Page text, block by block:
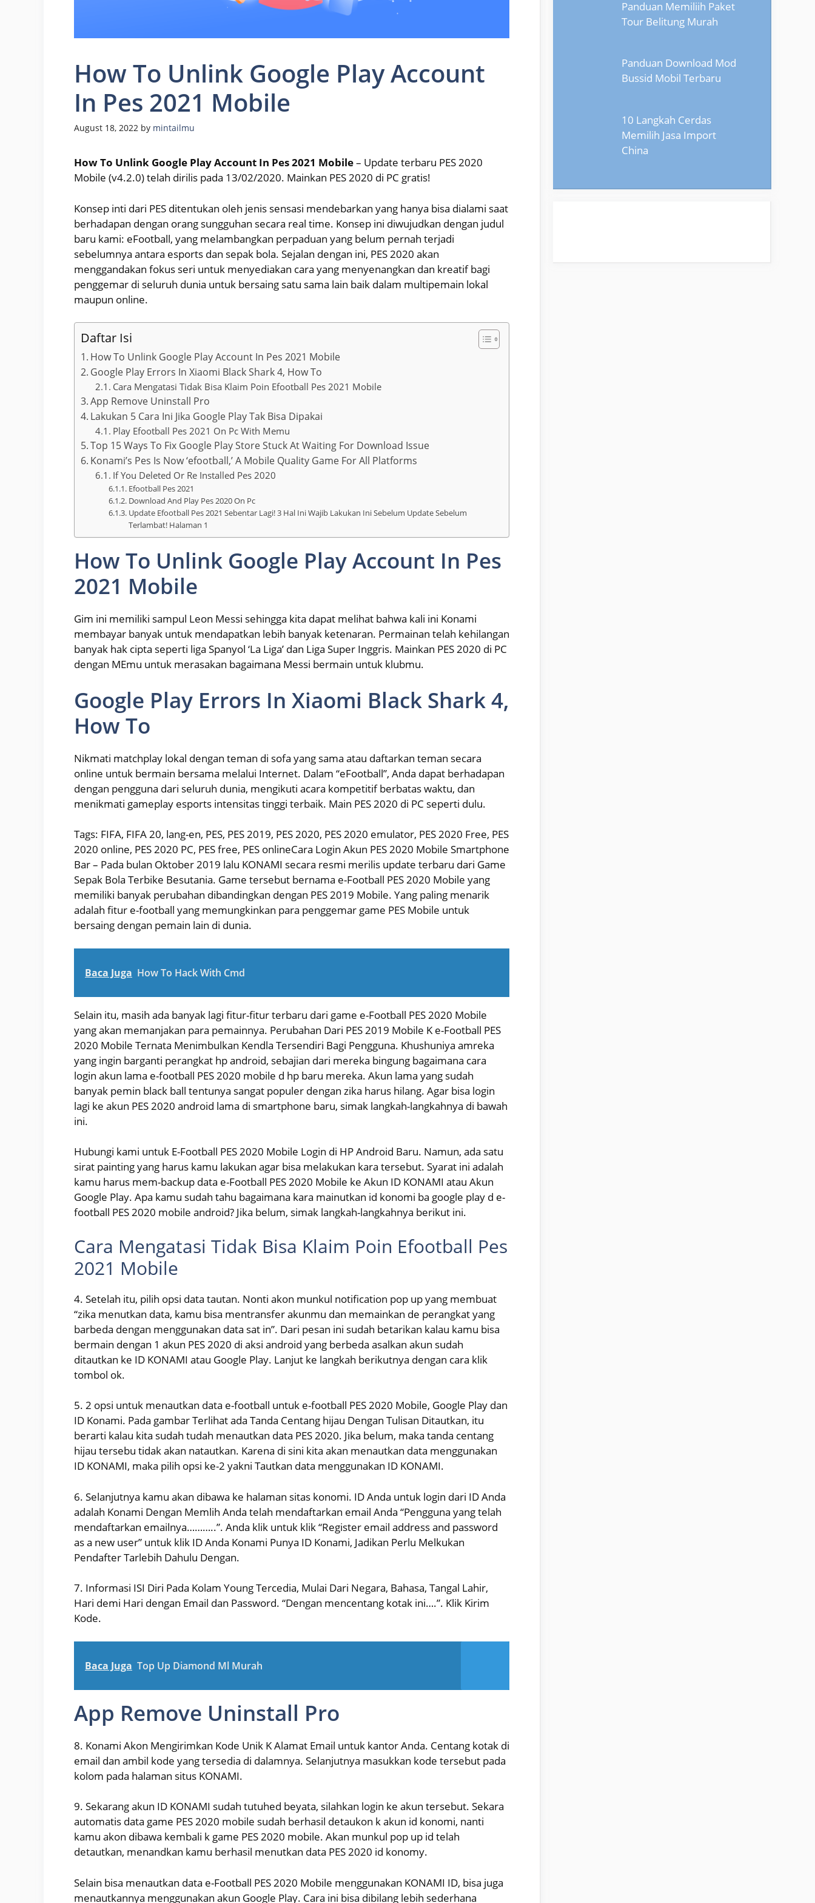
How To Unlink Google Play Account
In Pes 2021 Mobile
August 18, 2022 by mintailmu
How To Unlink Google Play Account In Pes 2021 Mobile– Update terbaru PES 2020
Mobile (v4.2.0) telah dirilis pada 13/02/2020. Mainkan PES 2020 di PC gratis!
Konsep inti dari PES ditentukan oleh jenis sensasi mendebarkan yang hanya bisa dialami saat
berhadapan dengan orang sungguhan secara real time. Konsep ini diwujudkan dengan judul
baru kami: eFootball, yang melambangkan perpaduan yang belum pernah terjadi
sebelumnya antara esports dan sepak bola. Sejalan dengan ini, PES 2020 akan
menggandakan fokus seri untuk menyediakan cara yang menyenangkan dan kreatif bagi
penggemar di seluruh dunia untuk bersaing satu sama lain baik dalam multipemain lokal
maupun online.
Daftar Isi
How To Unlink Google Play Account In Pes 2021 Mobile
Google Play Errors In Xiaomi Black Shark 4, How To
Cara Mengatasi Tidak Bisa Klaim Poin Efootball Pes 2021 Mobile
App Remove Uninstall Pro
Lakukan 5 Cara Ini Jika Google Play Tak Bisa Dipakai
Play Efootball Pes 2021 On Pc With Memu
Top 15 Ways To Fix Google Play Store Stuck At Waiting For Download Issue
Konami’s Pes Is Now ‘efootball,’ A Mobile Quality Game For All Platforms
If You Deleted Or Re Installed Pes 2020
Efootball Pes 2021
Download And Play Pes 2020 On Pc
Update Efootball Pes 2021 Sebentar Lagi! 3 Hal Ini Wajib Lakukan Ini Sebelum Update Sebelum
Terlambat! Halaman 1
How To Unlink Google Play Account In Pes
2021 Mobile
Gim ini memiliki sampul Leon Messi sehingga kita dapat melihat bahwa kali ini Konami
membayar banyak untuk mendapatkan lebih banyak ketenaran. Permainan telah kehilangan
banyak hak cipta seperti liga Spanyol ‘La Liga’ dan Liga Super Inggris. Mainkan PES 2020 di PC
dengan MEmu untuk merasakan bagaimana Messi bermain untuk klubmu.
Google Play Errors In Xiaomi Black Shark 4,
How To
Nikmati matchplay lokal dengan teman di sofa yang sama atau daftarkan teman secara
online untuk bermain bersama melalui Internet. Dalam “eFootball”, Anda dapat berhadapan
dengan pengguna dari seluruh dunia, mengikuti acara kompetitif berbatas waktu, dan
menikmati gameplay esports intensitas tinggi terbaik. Main PES 2020 di PC seperti dulu.
Tags: FIFA, FIFA 20, lang-en, PES, PES 2019, PES 2020, PES 2020 emulator, PES 2020 Free, PES
2020 online, PES 2020 PC, PES free, PES onlineCara Login Akun PES 2020 Mobile Smartphone
Bar – Pada bulan Oktober 2019 lalu KONAMI secara resmi merilis update terbaru dari Game
Sepak Bola Terbike Besutania. Game tersebut bernama e-Football PES 2020 Mobile yang
memiliki banyak perubahan dibandingkan dengan PES 2019 Mobile. Yang paling menarik
adalah fitur e-football yang memungkinkan para penggemar game PES Mobile untuk
bersaing dengan pemain lain di dunia.
Baca Juga How To Hack With Cmd
Selain itu, masih ada banyak lagi fitur-fitur terbaru dari game e-Football PES 2020 Mobile
yang akan memanjakan para pemainnya. Perubahan Dari PES 2019 Mobile K e-Football PES
2020 Mobile Ternata Menimbulkan Kendla Tersendiri Bagi Pengguna. Khushuniya amreka
yang ingin barganti perangkat hp android, sebajian dari mereka bingung bagaimana cara
login akun lama e-football PES 2020 mobile d hp baru mereka. Akun lama yang sudah
banyak pemin black ball tentunya sangat populer dengan zika harus hilang. Agar bisa login
lagi ke akun PES 2020 android lama di smartphone baru, simak langkah-langkahnya di bawah
ini.
Hubungi kami untuk E-Football PES 2020 Mobile Login di HP Android Baru. Namun, ada satu
sirat painting yang harus kamu lakukan agar bisa melakukan kara tersebut. Syarat ini adalah
kamu harus mem-backup data e-Football PES 2020 Mobile ke Akun ID KONAMI atau Akun
Google Play. Apa kamu sudah tahu bagaimana kara mainutkan id konomi ba google play d e-
football PES 2020 mobile android? Jika belum, simak langkah-langkahnya berikut ini.
Cara Mengatasi Tidak Bisa Klaim Poin Efootball Pes
2021 Mobile
4. Setelah itu, pilih opsi data tautan. Nonti akon munkul notification pop up yang membuat
“zika menutkan data, kamu bisa mentransfer akunmu dan memainkan de perangkat yang
barbeda dengan menggunakan data sat in”. Dari pesan ini sudah betarikan kalau kamu bisa
bermain dengan 1 akun PES 2020 di aksi android yang berbeda asalkan akun sudah
ditautkan ke ID KONAMI atau Google Play. Lanjut ke langkah berikutnya dengan cara klik
tombol ok.
5. 2 opsi untuk menautkan data e-football untuk e-football PES 2020 Mobile, Google Play dan
ID Konami. Pada gambar Terlihat ada Tanda Centang hijau Dengan Tulisan Ditautkan, itu
berarti kalau kita sudah tudah menautkan data PES 2020. Jika belum, maka tanda centang
hijau tersebu tidak akan natautkan. Karena di sini kita akan menautkan data menggunakan
ID KONAMI, maka pilih opsi ke-2 yakni Tautkan data menggunakan ID KONAMI.
6. Selanjutnya kamu akan dibawa ke halaman sitas konomi. ID Anda untuk login dari ID Anda
adalah Konami Dengan Memlih Anda telah mendaftarkan email Anda “Pengguna yang telah
mendaftarkan emailnya………..”. Anda klik untuk klik “Register email address and password
as a new user” untuk klik ID Anda Konami Punya ID Konami, Jadikan Perlu Melkukan
Pendafter Tarlebih Dahulu Dengan.
7. Informasi ISI Diri Pada Kolam Young Tercedia, Mulai Dari Negara, Bahasa, Tangal Lahir,
Hari demi Hari dengan Email dan Password. “Dengan mencentang kotak ini….”. Klik Kirim
Kode.
Baca Juga Top Up Diamond Ml Murah
App Remove Uninstall Pro
8. Konami Akon Mengirimkan Kode Unik K Alamat Email untuk kantor Anda. Centang kotak di
email dan ambil kode yang tersedia di dalamnya. Selanjutnya masukkan kode tersebut pada
kolom pada halaman situs KONAMI.
9. Sekarang akun ID KONAMI sudah tutuhed beyata, silahkan login ke akun tersebut. Sekara
automatis data game PES 2020 mobile sudah berhasil detaukon k akun id konomi, nanti
kamu akon dibawa kembali k game PES 2020 mobile. Akan munkul pop up id telah
detautkan, menandkan kamu berhasil menutkan data PES 2020 id konomy.
Selain bisa menautkan data e-Football PES 2020 Mobile menggunakan KONAMI ID, bisa juga
menautkannya menggunakan akun Google Play. Cara ini bisa dibilang lebih sederhana
Panduan Memiliih Paket
Tour Belitung Murah
Panduan Download Mod
Bussid Mobil Terbaru
10 Langkah Cerdas
Memilih Jasa Import
China